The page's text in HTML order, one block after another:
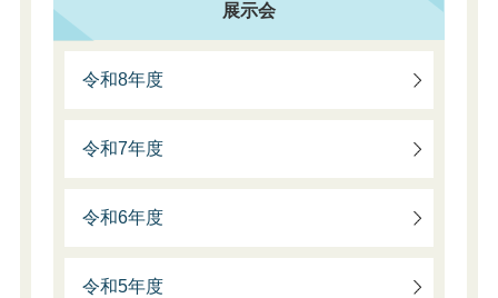
展示会
令和8年度
令和7年度
令和6年度
令和5年度